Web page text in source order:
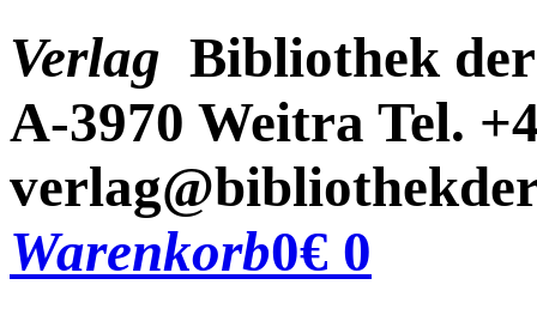
Verlag Bibliothek
A-3970 Weitra Tel.
Warenkorb0€ 0